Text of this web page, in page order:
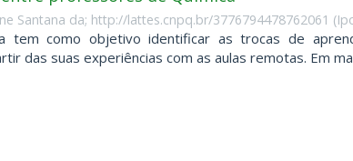
Santana da; http://lattes.cnpq.br/3776794478762061 (
tem como objetivo identificar as trocas de
das suas experiências com as aulas remotas. Em